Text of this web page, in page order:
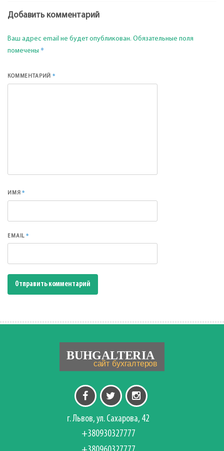
Добавить комментарий
Ваш адрес email не будет опубликован. Обязательные поля
помечены *
КОММЕНТАРИЙ*
ИМЯ*
EMAIL*
г. Львов, ул. Сахарова, 42
+380930327777